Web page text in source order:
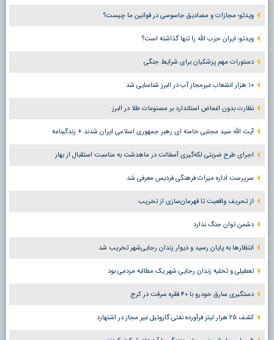
ویدئو؛ مجازات و مصادیق جاسوسی در قوانین ما چیست؟
ویدئو؛ ایران حزب الله را تنها گذاشته است؟
دستورات مهم پزشکیان برای شرایط جنگی
۱۰ هزار انشعاب غیرمجاز آب در البرز شناسایی شد
نظارت بدون اغماض استاندارد بر مصنوعات طلا در البرز
آیت الله سید مجتبی خامنه ای رهبر جمهوری اسلامی ایران شدند + زندگینامه
اجرای طرح ضربتی لکه‌گیری آسفالت در ماهدشت به مناسبت استقبال از بهار
سرپرست اداره میراث فرهنگی فردیس معرفی شد
از تحریف واقعیت تا قهرمان‌سازی از تخریب
دشمن توان جنگ ندارد
انتظارها به پایان رسید و دیوار زندان رجایی‌شهر تخریب شد
تعطیلی و تخلیه زندان رجایی شهر یک مطالبه مردمی بود
دستگیری سارق خودرو با ۴۰ فقره سرقت در کرج
کشف ۲۵ هزار لیتر فرآورده نفتی گازوئیل غیر مجاز در اشتهارد